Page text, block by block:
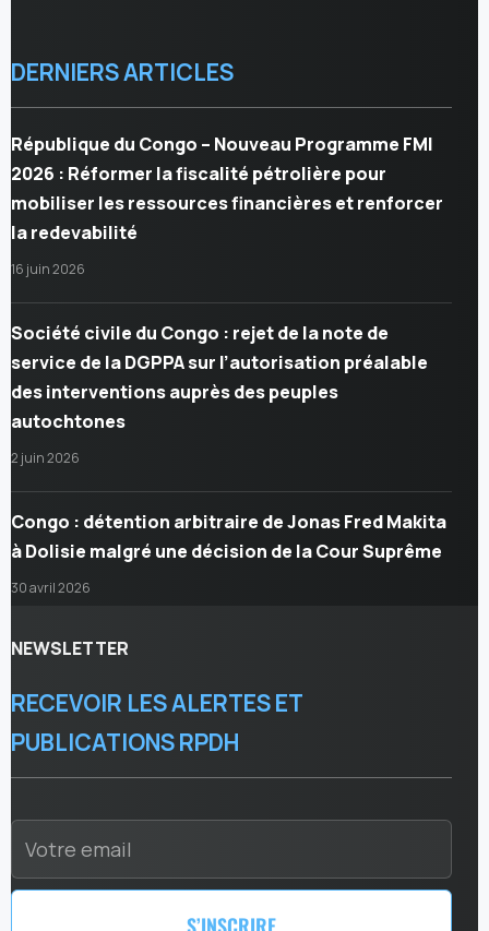
DERNIERS ARTICLES
République du Congo – Nouveau Programme FMI
2026 : Réformer la fiscalité pétrolière pour
mobiliser les ressources financières et renforcer
la redevabilité
16 juin 2026
Société civile du Congo : rejet de la note de
service de la DGPPA sur l’autorisation préalable
des interventions auprès des peuples
autochtones
2 juin 2026
Congo : détention arbitraire de Jonas Fred Makita
à Dolisie malgré une décision de la Cour Suprême
30 avril 2026
NEWSLETTER
RECEVOIR LES ALERTES ET
PUBLICATIONS RPDH
S’INSCRIRE